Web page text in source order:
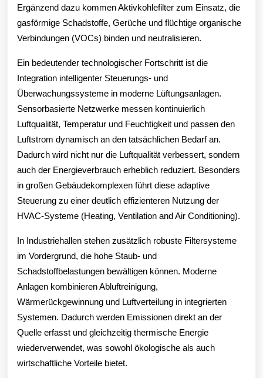
Ergänzend dazu kommen Aktivkohlefilter zum Einsatz, die
gasförmige Schadstoffe, Gerüche und flüchtige organische
Verbindungen (VOCs) binden und neutralisieren.
Ein bedeutender technologischer Fortschritt ist die
Integration intelligenter Steuerungs- und
Überwachungssysteme in moderne Lüftungsanlagen.
Sensorbasierte Netzwerke messen kontinuierlich
Luftqualität, Temperatur und Feuchtigkeit und passen den
Luftstrom dynamisch an den tatsächlichen Bedarf an.
Dadurch wird nicht nur die Luftqualität verbessert, sondern
auch der Energieverbrauch erheblich reduziert. Besonders
in großen Gebäudekomplexen führt diese adaptive
Steuerung zu einer deutlich effizienteren Nutzung der
HVAC-Systeme (Heating, Ventilation and Air Conditioning).
In Industriehallen stehen zusätzlich robuste Filtersysteme
im Vordergrund, die hohe Staub- und
Schadstoffbelastungen bewältigen können. Moderne
Anlagen kombinieren Abluftreinigung,
Wärmerückgewinnung und Luftverteilung in integrierten
Systemen. Dadurch werden Emissionen direkt an der
Quelle erfasst und gleichzeitig thermische Energie
wiederverwendet, was sowohl ökologische als auch
wirtschaftliche Vorteile bietet.